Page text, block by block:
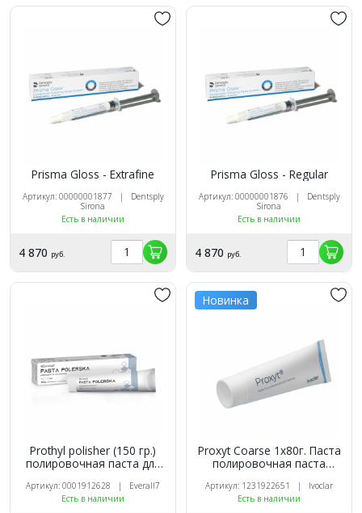
Prisma Gloss - Extrafine
Артикул: 00000001877 | Dentsply
Sirona
Есть в наличии
4 870 руб.
Prisma Gloss - Regular
Артикул: 00000001876 | Dentsply
Sirona
Есть в наличии
4 870 руб.
Prothyl polisher (150 гр.)
полировочная паста для
металлов (Polishing paste),
EVERALL7
Артикул: 0001912628 | Everall7
Есть в наличии
Новинка
Proxyt Coarse 1x80г. Паста
полировочная паста
фтором. Ivoclar
Артикул: 1231922651 | Ivoclar
Есть в наличии